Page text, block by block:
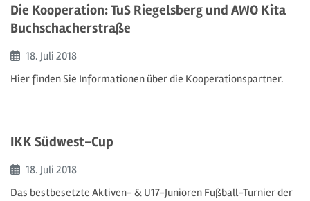
Die Kooperation: TuS Riegelsberg und AWO Kita
Buchschacherstraße
Beginn:
18. Juli 2018
Hier finden Sie Informationen über die Kooperationspartner.
IKK Südwest-Cup
Beginn:
18. Juli 2018
Das bestbesetzte Aktiven- & U17-Junioren Fußball-Turnier der